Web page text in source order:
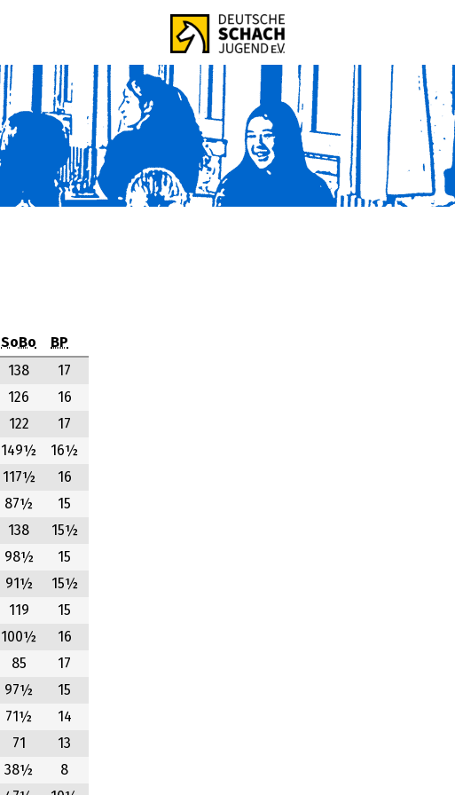
SoBo
BP
138
17
126
16
122
17
149½
16½
117½
16
87½
15
138
15½
98½
15
91½
15½
119
15
100½
16
85
17
97½
15
71½
14
71
13
38½
8